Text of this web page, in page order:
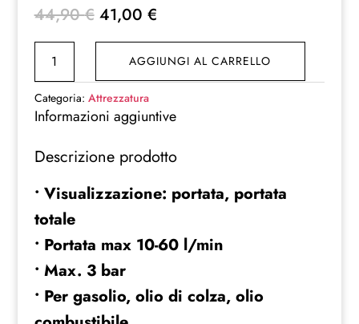
44,90€ Il
originale
era:
44,90 €.
41,00 €Il
attuale
è:
LITRI
PER
POMPA
ATTACCO
TRAVASO
LIQUIDI
DIESEL
CONTA
quantità
AGGIUNGI AL CARRELLO
Categoria: Attrezzatura
Informazioni aggiuntive
Descrizione prodotto
• Visualizzazione: portata, portata
totale
• Portata max 10-60 l/min
• Max. 3 bar
• Per gasolio, olio di colza, olio